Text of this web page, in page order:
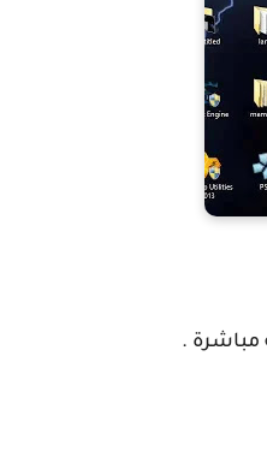
مباشرة .